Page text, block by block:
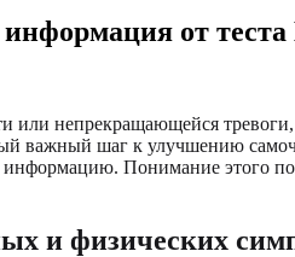
от
непрекращающейся
важный шаг к улучшению
Понимание этого
и физических